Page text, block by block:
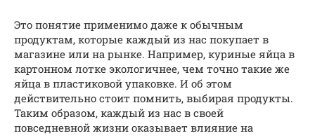
Это понятие применимо даже к обычным
продуктам, которые каждый из нас покупает в
магазине или на рынке. Например, куриные яйца в
картонном лотке экологичнее, чем точно такие же
яйца в пластиковой упаковке. И об этом
действительно стоит помнить, выбирая продукты.
Таким образом, каждый из нас в своей
повседневной жизни оказывает влияние на